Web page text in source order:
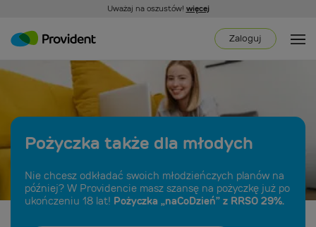
Uważaj na oszustów! więcej
Zaloguj
Pożyczka także dla młodych
Nie chcesz odkładać swoich młodzieńczych planów na
później? W Providencie masz szansę na pożyczkę już po
ukończeniu 18 lat! Pożyczka „naCoDzień” z RRSO 29%.